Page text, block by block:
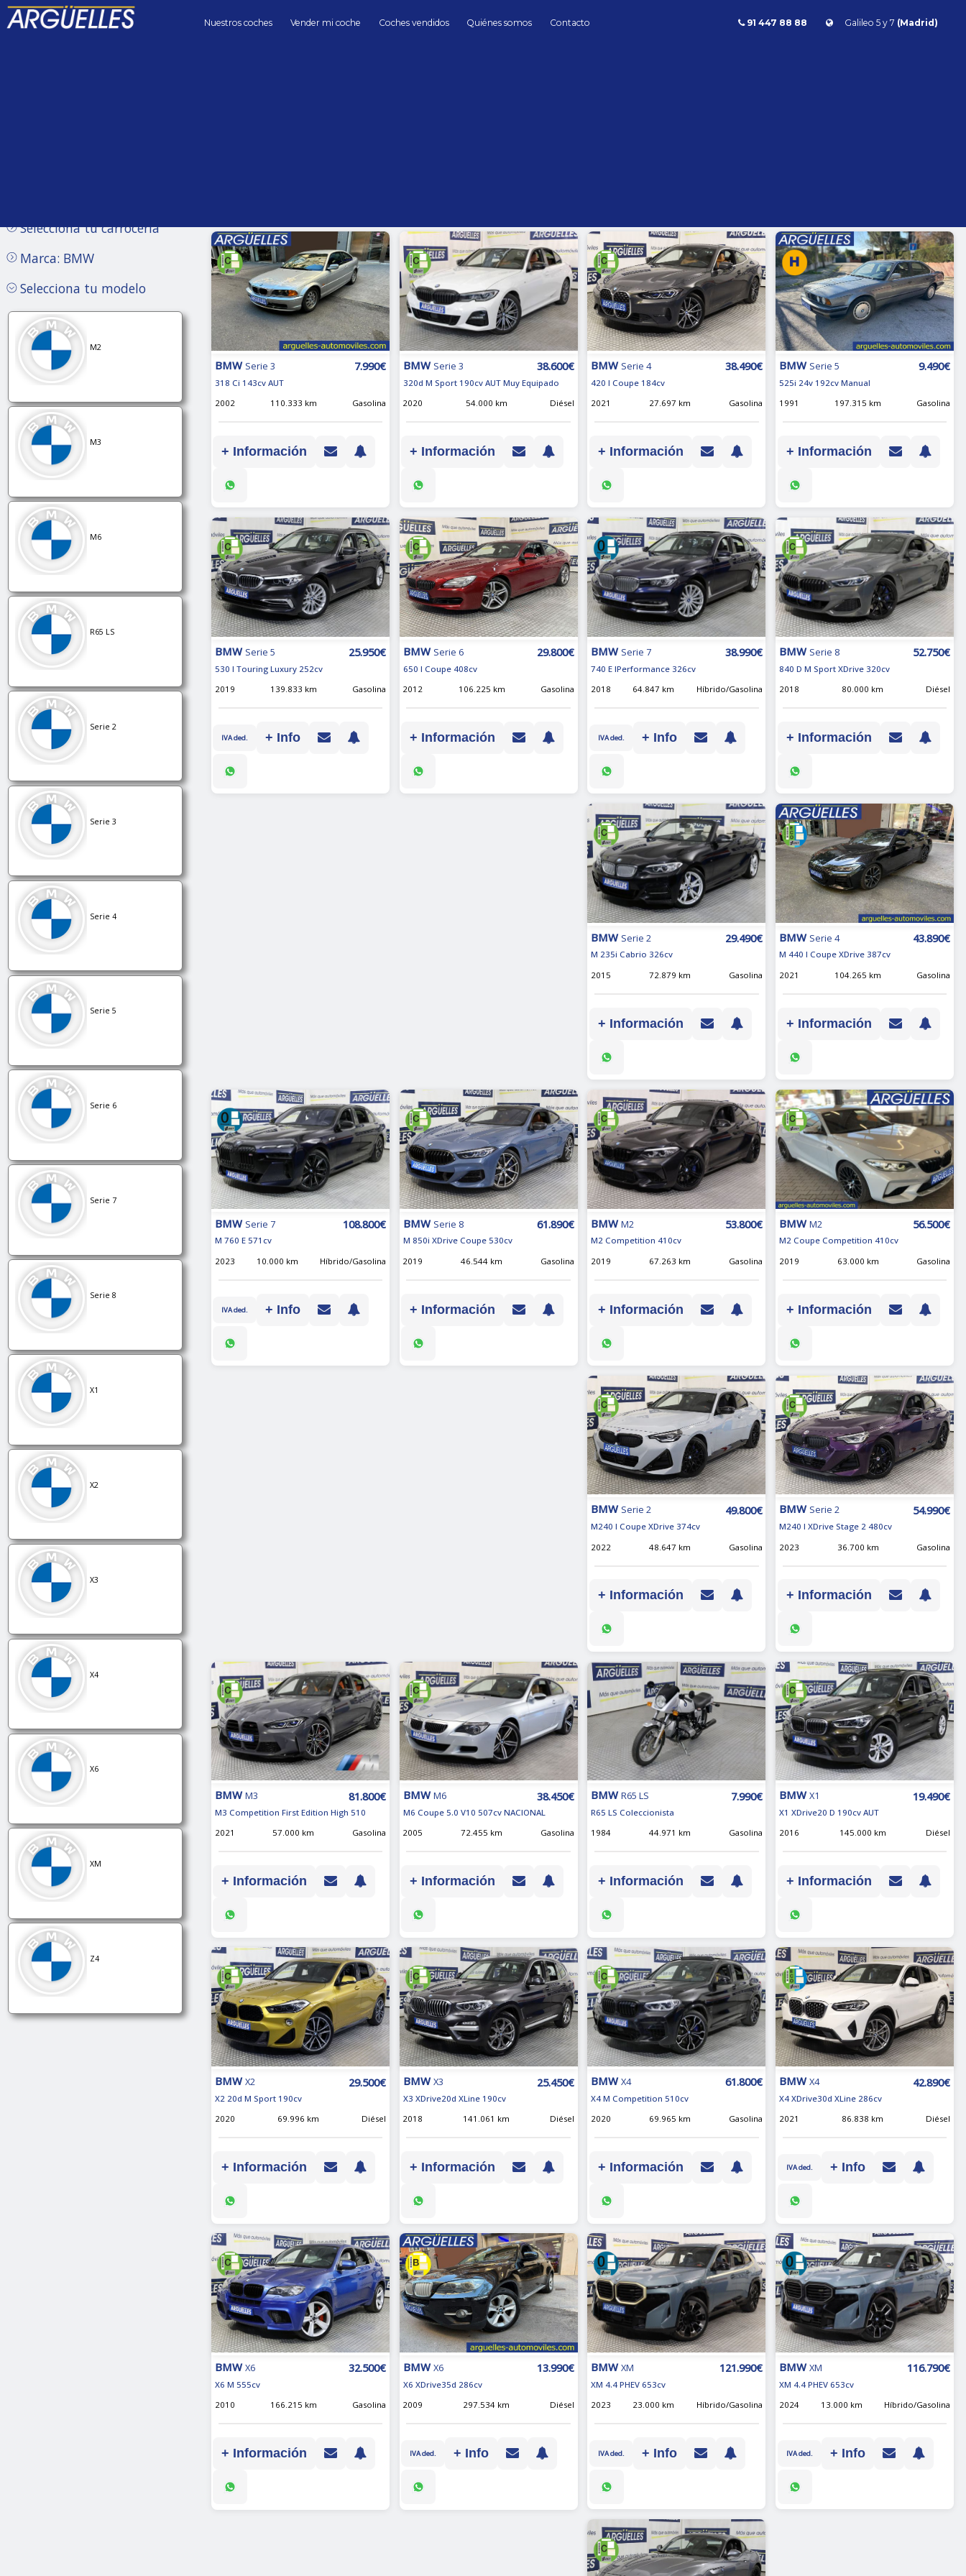
Nuestros coches Vender mi coche Coches vendidos Quiénes somos Contacto 91 447 88 88 Galileo 5 y 7 (Madrid)
BMW Serie 3 7.990€
318 Ci 143cv AUT
2002
110.333 km Gasolina
+ Información
BMW Serie 3 38.600€
320d M Sport 190cv AUT Muy Equipado
2020
54.000 km Diésel
+ Información
BMW Serie 4 38.490€
420 I Coupe 184cv
2021
27.697 km Gasolina
+ Información
BMW Serie 5 9.490€
525i 24v 192cv Manual
1991
197.315 km Gasolina
+ Información
BMW Serie 5 25.950€
530 I Touring Luxury 252cv
2019
139.833 km Gasolina
IVA ded. + Info
BMW Serie 6 29.800€
650 I Coupe 408cv
2012
106.225 km Gasolina
+ Información
BMW Serie 7 38.990€
740 E IPerformance 326cv
2018
64.847 km Híbrido/Gasolina
IVA ded. + Info
BMW Serie 8 52.750€
840 D M Sport XDrive 320cv
2018
80.000 km Diésel
+ Información
BMW Serie 2 29.490€
M 235i Cabrio 326cv
2015
72.879 km Gasolina
+ Información
BMW Serie 4 43.890€
M 440 I Coupe XDrive 387cv
2021
104.265 km Gasolina
+ Información
BMW Serie 7 108.800€
M 760 E 571cv
2023
10.000 km Híbrido/Gasolina
IVA ded. + Info
BMW Serie 8 61.890€
M 850i XDrive Coupe 530cv
2019
46.544 km Gasolina
+ Información
BMW M2 53.800€
M2 Competition 410cv
2019
67.263 km Gasolina
+ Información
BMW M2 56.500€
M2 Coupe Competition 410cv
2019
63.000 km Gasolina
+ Información
BMW Serie 2 49.800€
M240 I Coupe XDrive 374cv
2022
48.647 km Gasolina
+ Información
BMW Serie 2 54.990€
M240 I XDrive Stage 2 480cv
2023
36.700 km Gasolina
+ Información
BMW M3 81.800€
M3 Competition First Edition High 510
2021
57.000 km Gasolina
+ Información
BMW M6 38.450€
M6 Coupe 5.0 V10 507cv NACIONAL
2005
72.455 km Gasolina
+ Información
BMW R65 LS 7.990€
R65 LS Coleccionista
1984
44.971 km Gasolina
+ Información
BMW X1 19.490€
X1 XDrive20 D 190cv AUT
2016
145.000 km Diésel
+ Información
BMW X2 29.500€
X2 20d M Sport 190cv
2020
69.996 km Diésel
+ Información
BMW X3 25.450€
X3 XDrive20d XLine 190cv
2018
141.061 km Diésel
+ Información
BMW X4 61.800€
X4 M Competition 510cv
2020
69.965 km Gasolina
+ Información
BMW X4 42.890€
X4 XDrive30d XLine 286cv
2021
86.838 km Diésel
IVA ded. + Info
BMW X6 32.500€
X6 M 555cv
2010
166.215 km Gasolina
+ Información
BMW X6 13.990€
X6 XDrive35d 286cv
2009
297.534 km Diésel
IVA ded. + Info
BMW XM 121.990€
XM 4.4 PHEV 653cv
2023
23.000 km Híbrido/Gasolina
IVA ded. + Info
BMW XM 116.790€
XM 4.4 PHEV 653cv
2024
13.000 km Híbrido/Gasolina
IVA ded. + Info
Selecciona tu carrocería
Marca: BMW
Selecciona tu modelo
M2
M3
M6
R65 LS
Serie 2
Serie 3
Serie 4
Serie 5
Serie 6
Serie 7
Serie 8
X1
X2
X3
X4
X6
XM
Z4